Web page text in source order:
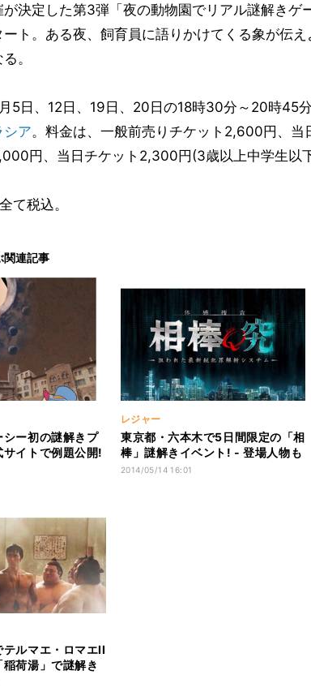
が決定した第3弾「夜の動物園でリアル謎解きゲ
ート。ある夜、飼育員に語りかけてくる象が伝
。
5日、12日、19日、20日の18時30分～20時45分
シア。料金は、一般前売りチケット2,600円、
円、当日チケット2,300円(3歳以上中学生以
て税込。
関連記事
ー初の謎解きプ
サイトで例題公開!
レジャー
東京都・六本木で5日間限定の「相
棒」謎解きイベント! - 登場人物も
出演
2014/05/14 16:01
ルマエ・ロマエII
荷湯」で謎解き